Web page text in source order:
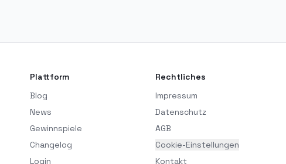
Plattform
Blog
News
Gewinnspiele
Changelog
Login
Rechtliches
Impressum
Datenschutz
AGB
Cookie-Einstellungen
Kontakt